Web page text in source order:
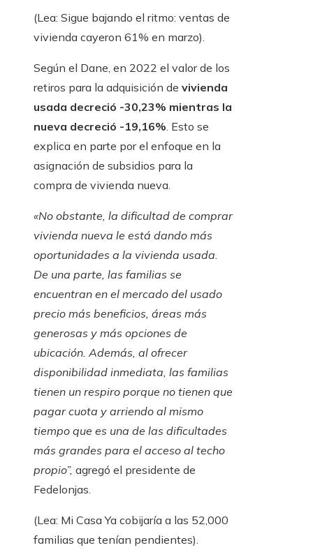
(Lea: Sigue bajando el ritmo: ventas de
vivienda cayeron 61% en marzo).
Según el Dane, en 2022 el valor de los
retiros para la adquisición de vivienda
usada decreció -30,23% mientras la
nueva decreció -19,16%. Esto se
explica en parte por el enfoque en la
asignación de subsidios para la
compra de vivienda nueva.
«No obstante, la dificultad de comprar
vivienda nueva le está dando más
oportunidades a la vivienda usada.
De una parte, las familias se
encuentran en el mercado del usado
precio más beneficios, áreas más
generosas y más opciones de
ubicación. Además, al ofrecer
disponibilidad inmediata, las familias
tienen un respiro porque no tienen que
pagar cuota y arriendo al mismo
tiempo que es una de las dificultades
más grandes para el acceso al techo
propio”, agregó el presidente de
Fedelonjas.
(Lea: Mi Casa Ya cobijaría a las 52,000
familias que tenían pendientes).